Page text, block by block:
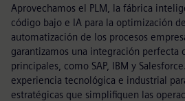
Aprovechamos el PLM, la fábrica
código bajo e IA para la optimización
automatización de los procesos
garantizamos una integración perfecta
principales, como SAP, IBM y
experiencia tecnológica e industrial
estratégicas que simplifiquen las